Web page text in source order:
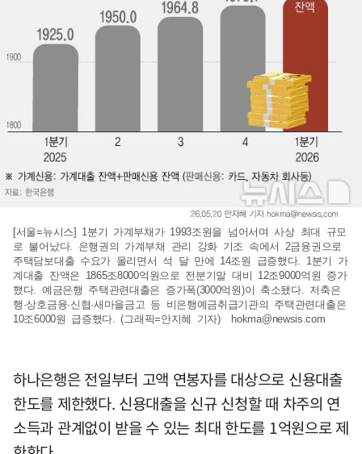
[서울=뉴시스] 1분기 가계부채가 1993조원을 넘어서며 사상 최대 규모
로 불어났다. 은행권의 가계부채 관리 강화 기조 속에서 2금융권으로
주택담보대출 수요가 몰리면서 석 달 만에 14조원 급증했다. 1분기 가
계대출 잔액은 1865조8000억원으로 전분기말 대비 12조9000억원 증가
했다. 예금은행 주택관련대출은 증가폭(3000억원)이 축소됐다. 저축은
행·상호금융·신협·새마을금고 등 비은행예금취급기관의 주택관련대출은
10조6000원 급증했다. (그래픽=안지혜 기자)
hokma@newsis.com
하나은행은 전일부터 고액 연봉자를 대상으로 신용대출
한도를 제한했다. 신용대출을 신규 신청할 때 차주의 연
소득과 관계없이 받을 수 있는 최대 한도를 1억원으로 제